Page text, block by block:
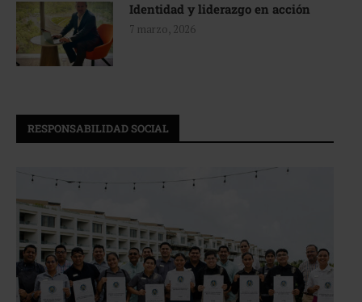
Identidad y liderazgo en acción
7 marzo, 2026
RESPONSABILIDAD SOCIAL